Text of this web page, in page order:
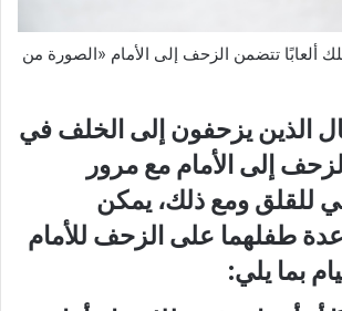
ألعابًا تتضمن الزحف إلى الأمام «الصورة من
الذين يزحفون إلى الخلف في
إلى الأمام مع مرور
للقلق ومع ذلك، يمكن
طفلهما على الزحف للأمام
بما يلي: